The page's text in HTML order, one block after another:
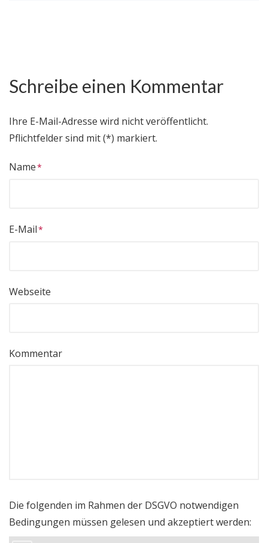
Schreibe einen Kommentar
Ihre E-Mail-Adresse wird nicht veröffentlicht.
Pflichtfelder sind mit (*) markiert.
Name
E-Mail
Webseite
Kommentar
Die folgenden im Rahmen der DSGVO notwendigen
Bedingungen müssen gelesen und akzeptiert werden: